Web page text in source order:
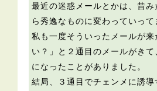
最近の迷惑メールとかは、昔
ら秀逸なものに変わっていって
私も一度そういったメールが
い？」と２通目のメールがきて
になったことがありました。
結局、３通目でチェンメに誘